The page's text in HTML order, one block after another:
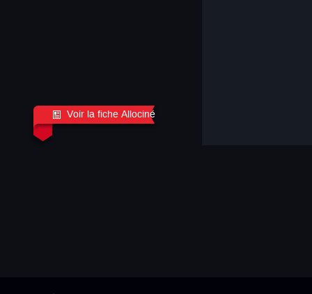
Voir la fiche Allociné